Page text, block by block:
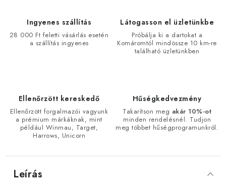
Ingyenes szállítás
28 000 Ft feletti vásárlás esetén
a szállítás ingyenes
Látogasson el üzletünkbe
Próbálja ki a dartokat a
Komáromtól mindössze 10 km-re
található üzletünkben
Ellenőrzött kereskedő
Ellenőrzött forgalmazói vagyunk
a prémium márkáknak, mint
például Winmau, Target,
Harrows, Unicorn
Hűségkedvezmény
Takarítson meg akár 10%-ot
minden rendelésnél. Tudjon
meg többet hűségprogramunkról.
Leírás